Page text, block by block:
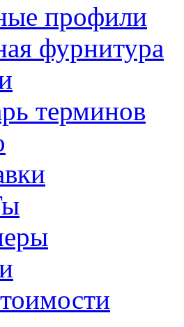
профили
фурнитура
терминов